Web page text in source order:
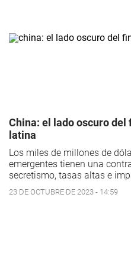
China: el lado oscuro
latina
Los miles de millones de
emergentes tienen una
secretismo, tasas altas e
23 DE OCTUBRE DE 2023 - 14:59